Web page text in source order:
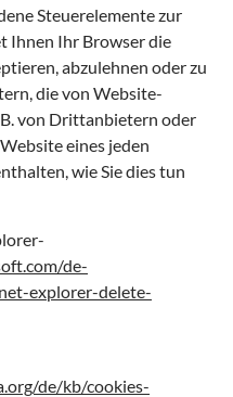
Steuerelemente zur
Ihnen Ihr Browser die
abzulehnen oder zu
die von Website-
von Drittanbietern oder
eines jeden
wie Sie dies tun
de-
explorer-delete-
de/kb/cookies-